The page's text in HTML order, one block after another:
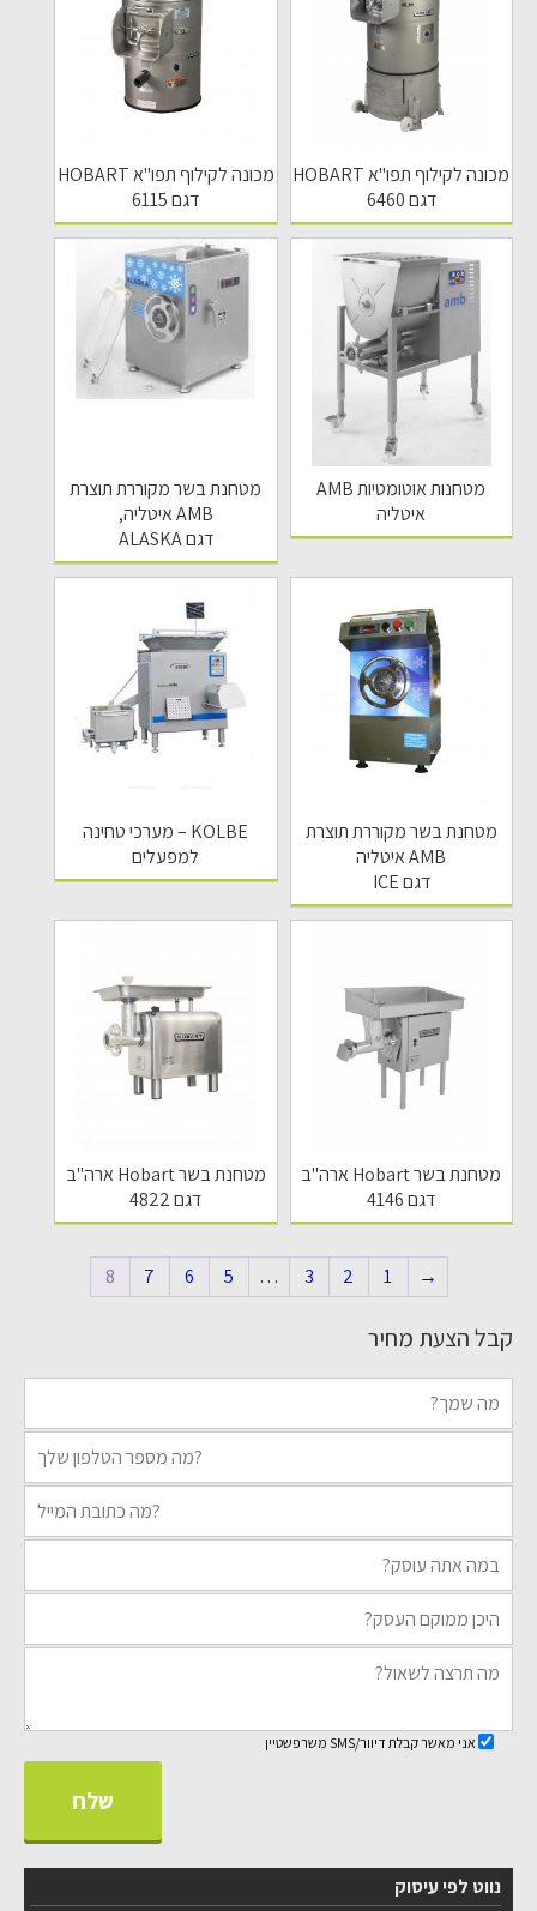
מכונה לקילוף תפו"א HOBART
דגם 6460
מכונה לקילוף תפו"א HOBART
דגם 6115
מטחנות אוטומטיות AMB
איטליה
מטחנת בשר מקוררת תוצרת
AMB איטליה,
דגם ALASKA
מטחנת בשר מקוררת תוצרת
AMB איטליה
דגם ICE
KOLBE – מערכי טחינה
למפעלים
מטחנת בשר Hobart ארה"ב
דגם 4146
מטחנת בשר Hobart ארה"ב
דגם 4822
→
1
2
3
…
5
6
7
8
קבל הצעת מחיר
אני מאשר קבלת דיוור/SMS משרפשטיין
נווט לפי עיסוק